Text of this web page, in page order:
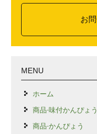
お
MENU
ホーム
商品-味付かんぴょう
商品-かんぴょう